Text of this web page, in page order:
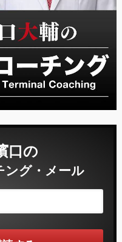
口の
ング・メール